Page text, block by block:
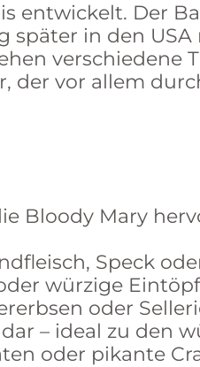
entwickelt. Der
in den
verschiedene
der vor allem
Bloody Mary
Speck
würzige
oder
– ideal zu den
oder pikante